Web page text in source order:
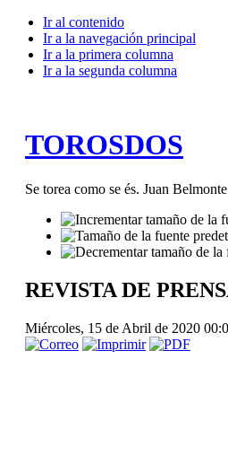
Ir al contenido
Ir a la navegación principal
Ir a la primera columna
Ir a la segunda columna
TOROSDOS
Se torea como se és. Juan Belmonte
REVISTA DE
Miércoles, 15 de Abril de 2020